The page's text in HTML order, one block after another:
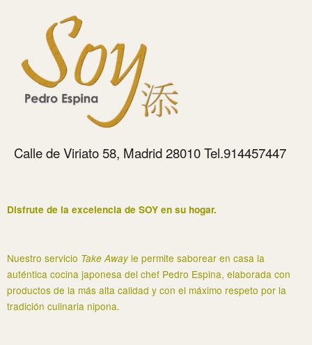
Calle de Viriato 58, Madrid 28010 Tel.914457447
Disfrute de la excelencia de SOY en su hogar.
Nuestro servicio Take Awayle permite saborear en casa la
auténtica cocina japonesa del chef Pedro Espina, elaborada con
productos de la más alta calidad y con el máximo respeto por la
tradición culinaria nipona.